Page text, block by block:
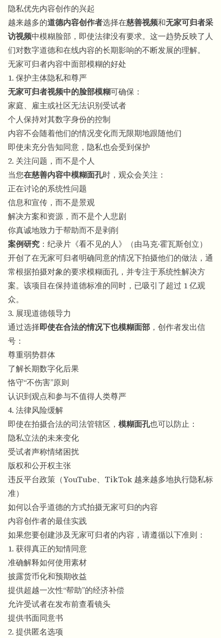
隐私优先内容创作的兴起
越来越多的道德内容创作者选择在慈善视频和无家可归者采
访视频中模糊脸部，即使法律没有要求。这一趋势反映了人
们对数字道德和在线内容的长期影响的不断发展的理解。
无家可归者内容中面部模糊的好处
1. 保护主体隐私和尊严
无家可归者视频中的脸部模糊可确保：
家庭、雇主或社区无法识别受试者
个人保持对其数字身份的控制
内容不会随着他们的情况变化而无限期地跟随他们
即使未充分告知同意，隐私也会受到保护
2. 关注问题，而不是个人
当您在慈善内容中模糊面孔时，观众会关注：
正在讨论的系统性问题
信息和宣传，而不是景观
解决方案和资源，而不是个人悲剧
你真诚地致力于帮助而不是剥削
案例研究 ：纪录片《看不见的人》（由马克·霍瓦斯创立）
开创了在无家可归者明确同意的情况下拍摄他们的做法，通
常根据拍摄对象的要求模糊面孔，并专注于系统性解决方
案。该项目在保持道德标准的同时，已吸引了超过 1 亿观
众。
3. 展现道德领导力
通过选择即使在合法的情况下也模糊面部 ，创作者发出信
号：
尊重弱势群体
了解长期数字化后果
恪守“不伤害”原则
认识到观点和参与不值得人类尊严
4. 法律风险缓解
即使在拍摄合法的司法管辖区， 模糊面孔也可以防止：
隐私立法的未来变化
受试者声称情绪困扰
版权和公开权主张
违反平台政策（YouTube、TikTok 越来越多地执行隐私标
准）
如何以合乎道德的方式拍摄无家可归的内容
内容创作者的最佳实践
如果您要创建涉及无家可归者的内容，请遵循以下准则：
1. 获得真正的知情同意
准确解释如何使用素材
披露货币化和预期收益
提供超越一次性“帮助”的经济补偿
允许受试者在发布前查看镜头
提供书面同意书
2. 提供匿名选项